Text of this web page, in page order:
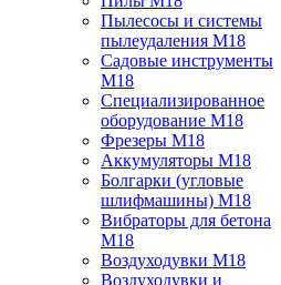
Пылесосы и системы
пылеудаления M18
Садовые инструменты
M18
Специализированное
оборудование M18
Фрезеры M18
Аккумуляторы M18
Болгарки (угловые
шлифмашины) M18
Вибраторы для бетона
M18
Воздуходувки M18
Воздуходувки и